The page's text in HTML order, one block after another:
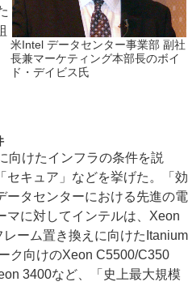
米Intel データセンター事業部 副社
長兼マーケティング本部長のボイ
ド・デイビス氏
けたインフラの条件を説
セキュア」などを挙げた。「効
ータセンターにおける先進の電
マに対してインテルは、Xeon
ーム置き換えに向けたItanium
ク向けのXeon C5500/C350
3400など、「史上最大規模